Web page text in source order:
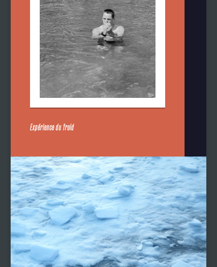
Expérience du froid